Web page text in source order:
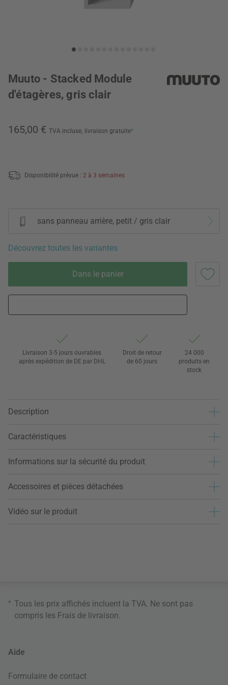
Muuto - Stacked Module
d'étagères, gris clair
165,00 € TVA incluse, livraison gratuite*
Disponibilité prévue : 2 à 3 semaines
sans panneau arrière, petit / gris clair
Découvrez toutes les variantes
Dans le panier
Livraison 3-5 jours ouvrables
après expédition de DE par DHL
Droit de retour
de 60 jours
24 000
produits en
stock
Description
Caractéristiques
Informations sur la sécurité du produit
Accessoires et pièces détachées
Vidéo sur le produit
* Tous les prix affichés incluent la TVA. Ne sont pas
compris les Frais de livraison
Aide
Formulaire de contact